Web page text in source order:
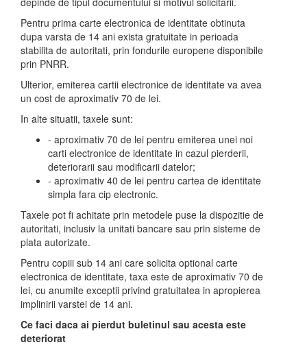
Pentru prima carte electronica de identitate obtinuta
dupa varsta de 14 ani exista gratuitate in perioada
stabilita de autoritati, prin fondurile europene disponibile
prin PNRR.
Ulterior, emiterea cartii electronice de identitate va avea
un cost de aproximativ 70 de lei.
In alte situatii, taxele sunt:
- aproximativ 70 de lei pentru emiterea unei noi
carti electronice de identitate in cazul pierderii,
deteriorarii sau modificarii datelor;
- aproximativ 40 de lei pentru cartea de identitate
simpla fara cip electronic.
Taxele pot fi achitate prin metodele puse la dispozitie de
autoritati, inclusiv la unitati bancare sau prin sisteme de
plata autorizate.
Pentru copiii sub 14 ani care solicita optional carte
electronica de identitate, taxa este de aproximativ 70 de
lei, cu anumite exceptii privind gratuitatea in apropierea
implinirii varstei de 14 ani.
Ce faci daca ai pierdut buletinul sau acesta este
deteriorat